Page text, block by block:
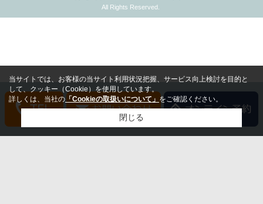
All Rights Reserved.
当サイトでは、お客様の当サイト利用状況把握、サービス向上検討を目的と
して、クッキー（Cookie）を使用しています。
詳しくは、当社の 「Cookieの取扱いについて」 をご確認ください。
閉じる